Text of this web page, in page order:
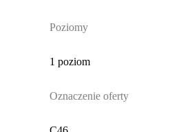
Poziomy
1 poziom
Oznaczenie oferty